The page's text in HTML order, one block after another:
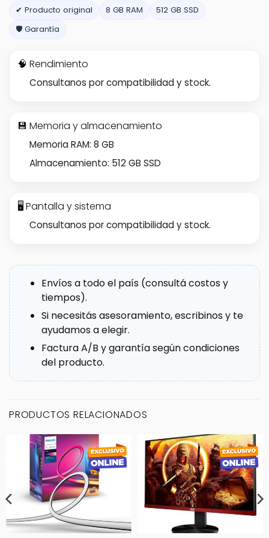
✔ Producto original 8 GB RAM
512 GB SSD
🛡️ Garantía
🧠 Rendimiento
Consultanos por compatibilidad y stock.
💾 Memoria y almacenamiento
Memoria RAM: 8 GB
Almacenamiento: 512 GB SSD
🖥️ Pantalla y sistema
Consultanos por compatibilidad y stock.
Envíos a todo el país (consultá costos y
tiempos).
Si necesitás asesoramiento, escribinos y te
ayudamos a elegir.
Factura A/B y garantía según condiciones
del producto.
PRODUCTOS RELACIONADOS